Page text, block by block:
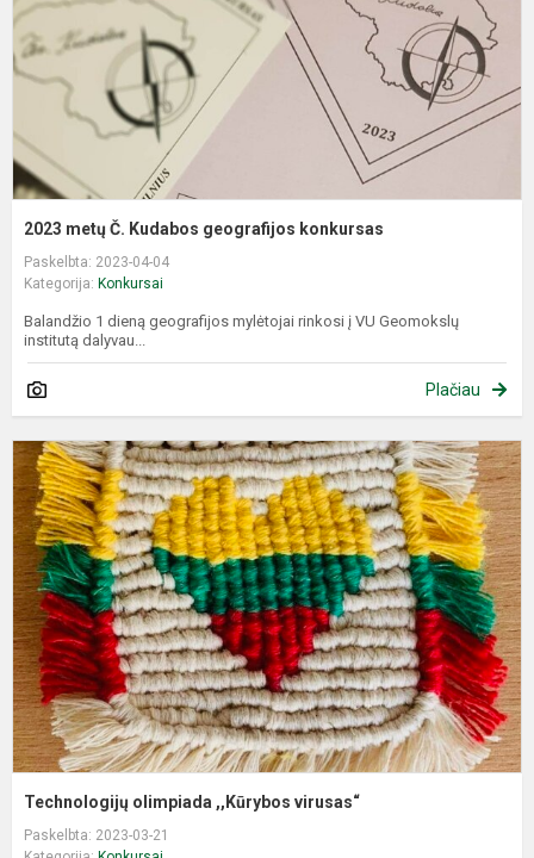
2023 metų Č. Kudabos geografijos konkursas
Paskelbta: 2023-04-04
Kategorija: Konkursai
Balandžio 1 dieną geografijos mylėtojai rinkosi į VU Geomokslų
institutą dalyvau...
Plačiau
Technologijų olimpiada ,,Kūrybos virusas“
Paskelbta: 2023-03-21